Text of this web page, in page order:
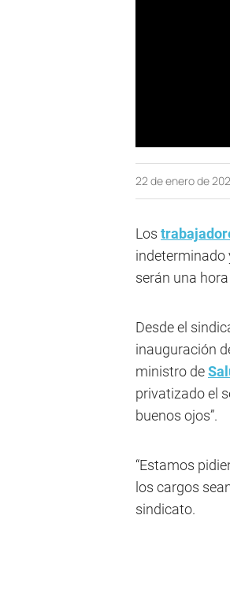
22 de enero de
Los
indeterminado
serán una
Desde el
inauguración
ministro de
privatizado el
buenos ojos”.
“Estamos
los cargos
sindicato.